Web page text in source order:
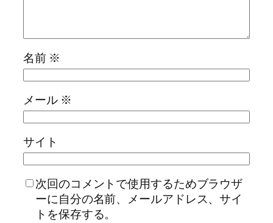
名前 ※
メール ※
サイト
次回のコメントで使用するためブラウザ
ーに自分の名前、メールアドレス、サイ
トを保存する。